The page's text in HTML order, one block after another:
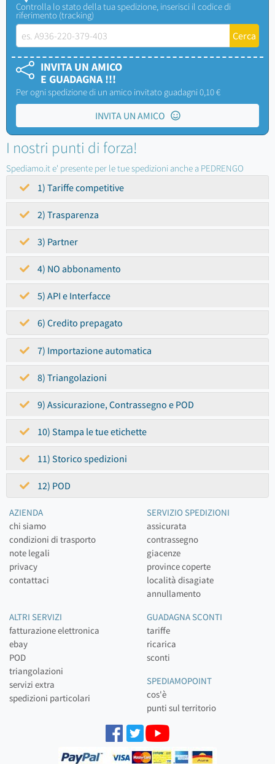
Controlla lo stato della tua spedizione, inserisci il codice di
riferimento (tracking)
INVITA UN AMICO
E GUADAGNA !!!
Per ogni spedizione di un amico invitato guadagni 0,10 €
INVITA UN AMICO
I nostri punti di forza!
Spediamo.it e' presente per le tue spedizioni anche a PEDRENGO
1) Tariffe competitive
2) Trasparenza
3) Partner
4) NO abbonamento
5) API e Interfacce
6) Credito prepagato
7) Importazione automatica
8) Triangolazioni
9) Assicurazione, Contrassegno e POD
10) Stampa le tue etichette
11) Storico spedizioni
12) POD
AZIENDA
chi siamo
condizioni di trasporto
note legali
privacy
contattaci
SERVIZIO SPEDIZIONI
assicurata
contrassegno
giacenze
province coperte
località disagiate
annullamento
ALTRI SERVIZI
fatturazione elettronica
ebay
POD
triangolazioni
servizi extra
spedizioni particolari
GUADAGNA SCONTI
tariffe
ricarica
sconti
SPEDIAMOPOINT
cos'è
punti sul territorio